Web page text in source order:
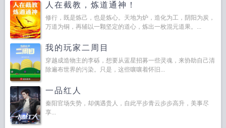
人在截教，炼道通神！
修行，既是炼己，也是炼心。天地为炉，造化为工，阴阳为炭，
万道为铜，再辅以一颗坚定的道心，炼出一枚混元道果。...
我的玩家二周目
穿越成造物主的李砾，想要从蓝星招募一些灵魂，来协助自己清
除遍布世界的污染。只是，这些嚷嚷着怀旧...
一品红人
秦阳官场失势，却偶遇贵人，自此平步青云步步高升，美事尽
享...